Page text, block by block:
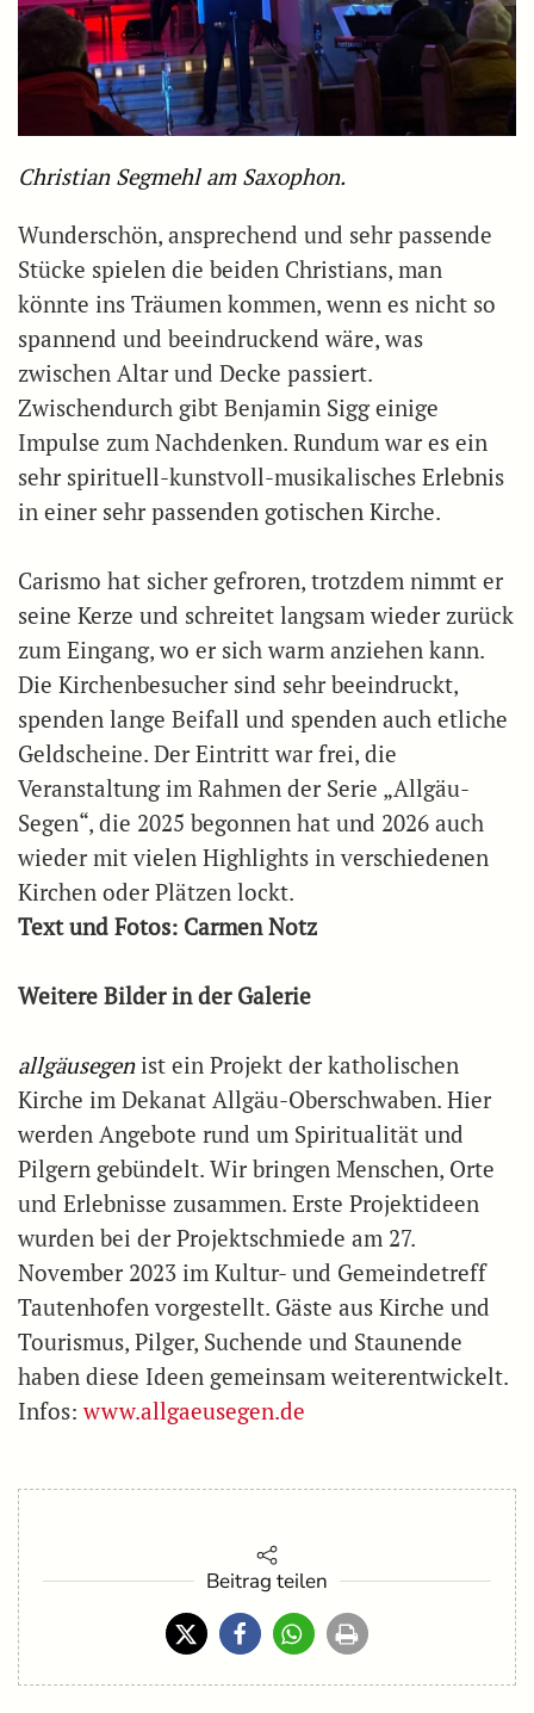
Christian Segmehl am Saxophon.
Wunderschön, ansprechend und sehr passende
Stücke spielen die beiden Christians, man
könnte ins Träumen kommen, wenn es nicht so
spannend und beeindruckend wäre, was
zwischen Altar und Decke passiert.
Zwischendurch gibt Benjamin Sigg einige
Impulse zum Nachdenken. Rundum war es ein
sehr spirituell-kunstvoll-musikalisches Erlebnis
in einer sehr passenden gotischen Kirche.
Carismo hat sicher gefroren, trotzdem nimmt er
seine Kerze und schreitet langsam wieder zurück
zum Eingang, wo er sich warm anziehen kann.
Die Kirchenbesucher sind sehr beeindruckt,
spenden lange Beifall und spenden auch etliche
Geldscheine. Der Eintritt war frei, die
Veranstaltung im Rahmen der Serie „Allgäu-
Segen“, die 2025 begonnen hat und 2026 auch
wieder mit vielen Highlights in verschiedenen
Kirchen oder Plätzen lockt.
Text und Fotos: Carmen Notz
Weitere Bilder in der Galerie
allgäusegenist ein Projekt der katholischen
Kirche im Dekanat Allgäu-Oberschwaben. Hier
werden Angebote rund um Spiritualität und
Pilgern gebündelt. Wir bringen Menschen, Orte
und Erlebnisse zusammen. Erste Projektideen
wurden bei der Projektschmiede am 27.
November 2023 im Kultur- und Gemeindetreff
Tautenhofen vorgestellt. Gäste aus Kirche und
Tourismus, Pilger, Suchende und Staunende
haben diese Ideen gemeinsam weiterentwickelt.
Infos:www.allgaeusegen.de
Beitrag teilen